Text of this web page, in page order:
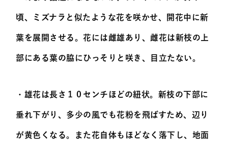
頃、ミズナラと似たような花を咲かせ、開花中に新
葉を展開させる。花には雌雄あり、雌花は新枝の上
部にある葉の脇にひっそりと咲き、目立たない。
・雄花は長さ１０センチほどの紐状。新枝の下部に
垂れ下がり、多少の風でも花粉を飛ばすため、辺り
が黄色くなる。また花自体もほどなく落下し、地面